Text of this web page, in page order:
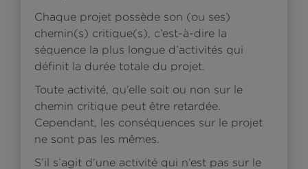
Chaque projet possède son (ou ses)
chemin(s) critique(s), c’est-à-dire la
séquence la plus longue d’activités qui
définit la durée totale du projet.
Toute activité, qu’elle soit ou non sur le
chemin critique peut être retardée.
Cependant, les conséquences sur le projet
ne sont pas les mêmes.
S’il s’agit d’une activité qui n’est pas sur le